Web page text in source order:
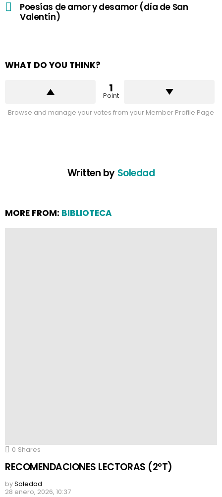
Poesías de amor y desamor (día de San
Valentín)
WHAT DO YOU THINK?
1
Point
Browse and manage your votes from your Member Profile Page
Written by Soledad
MORE FROM: BIBLIOTECA
0 Shares
RECOMENDACIONES LECTORAS (2ºT)
bySoledad
28 enero, 2026, 10:37